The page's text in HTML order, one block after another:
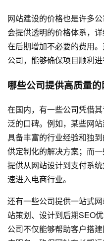
网站建设的价格也是许多
会提供透明的价格体系，
在后期增加不必要的费用
公司，能够确保项目顺利进
哪些公司提供高质量的
在国内，有一些公司凭借
泛的口碑。例如，某些网
具备丰富的行业经验和独
供定制化的解决方案；而
提供从网站设计到支付系
速进入电商行业。
还有一些公司提供一站式
站策划、设计到后期SEO
公司不仅能够帮助客户搭